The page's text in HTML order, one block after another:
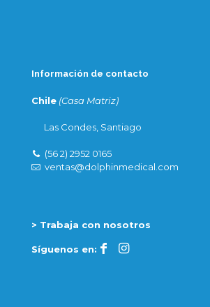
Información de contacto
Chile (Casa Matriz)
Las Condes, Santiago
(56 2) 2952 0165
ventas@dolphinmedical.com
> Trabaja con nosotros
Síguenos en: